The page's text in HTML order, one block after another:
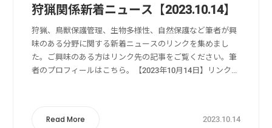
2023.10.14
狩猟関係新着ニュース【2023.10.14】
狩猟、鳥獣保護管理、生物多様性、自然保護など筆者が興
味のある分野に関する新着ニュースのリンクを集めまし
た。ご興味のある方はリンク先の記事をご覧ください。筆
者のプロフィールはこちら。【2023年10月14日】リンク
Read More